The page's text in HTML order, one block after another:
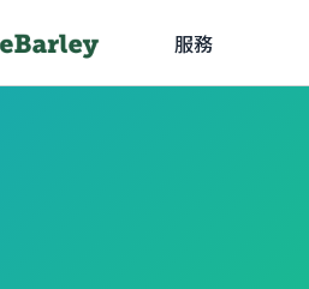
服務